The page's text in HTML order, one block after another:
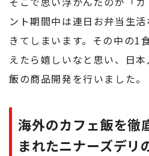
ント期間中は連日お弁当生
きてしまいます。その中の1
えたら嬉しいなと思い、日
飯の商品開発を行いました。
海外のカフェ飯を徹
まれたニナーズデリ